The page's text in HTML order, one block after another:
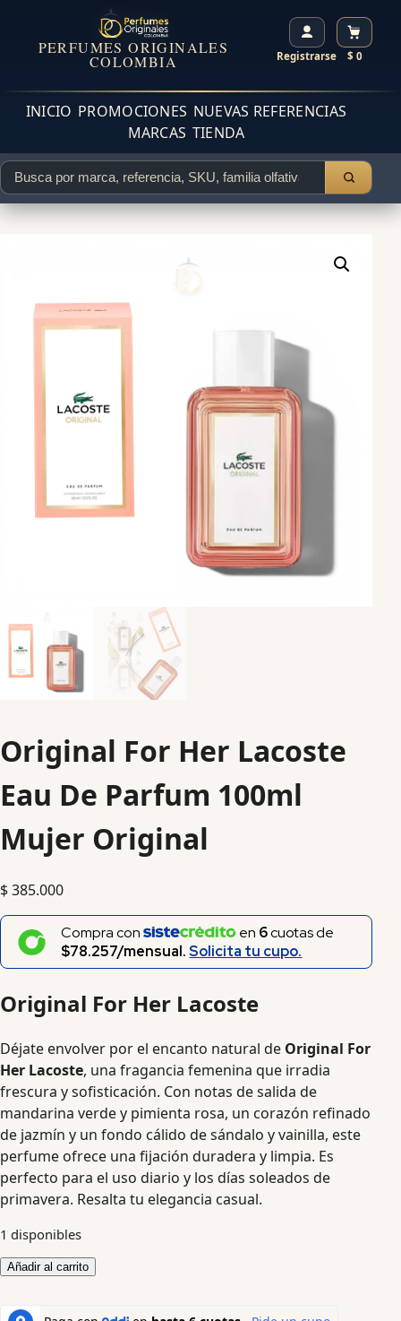
PERFUMES ORIGINALES
COLOMBIA Registrarse $ 0
INICIO PROMOCIONES NUEVAS REFERENCIAS
MARCAS TIENDA
Original For Her Lacoste
Eau De Parfum 100ml
Mujer Original
$385.000
Compra con en 6cuotas de
$78.257/mensual.Solicita tu cupo.
Original For Her Lacoste
Déjate envolver por el encanto natural de Original For
Her Lacoste, una fragancia femenina que irradia
frescura y sofisticación. Con notas de salida de
mandarina verde y pimienta rosa, un corazón refinado
de jazmín y un fondo cálido de sándalo y vainilla, este
perfume ofrece una fijación duradera y limpia. Es
perfecto para el uso diario y los días soleados de
primavera. Resalta tu elegancia casual.
1 disponibles
Añadir al carrito